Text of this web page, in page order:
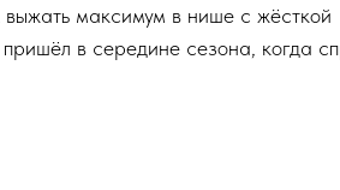
максимум в нише с жёсткой
в середине сезона, когда